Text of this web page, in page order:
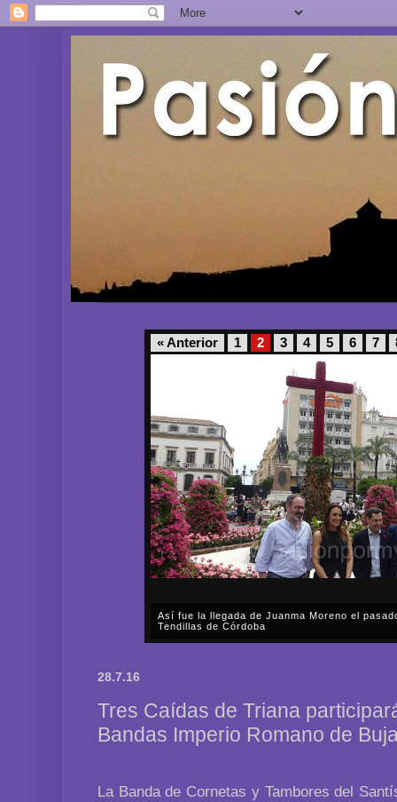
« Anterior 1 2 3 4 5 6 7
Así fue la llegada de Juanma Moreno el
Tendillas de Córdoba
28.7.16
Tres Caídas de Triana
Bandas Imperio Romano de
La Banda de Cornetas y Tambores del